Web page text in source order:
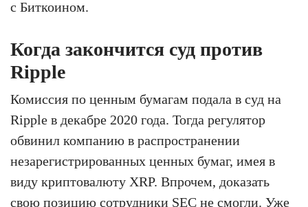
с Биткоином.
Когда закончится суд против
Ripple
Комиссия по ценным бумагам подала в суд на
Ripple в декабре 2020 года. Тогда регулятор
обвинил компанию в распространении
незарегистрированных ценных бумаг, имея в
виду криптовалюту XRP. Впрочем, доказать
свою позицию сотрудники SEC не смогли. Уже